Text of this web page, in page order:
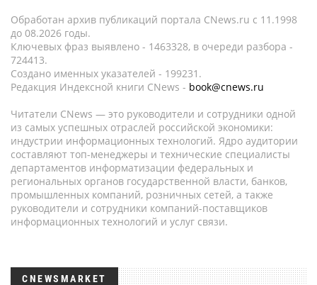
Обработан архив публикаций портала CNews.ru c 11.1998
до 08.2026 годы.
Ключевых фраз выявлено - 1463328, в очереди разбора -
724413.
Создано именных указателей - 199231.
Редакция Индексной книги CNews - book@cnews.ru
Читатели CNews — это руководители и сотрудники одной
из самых успешных отраслей российской экономики:
индустрии информационных технологий. Ядро аудитории
составляют топ-менеджеры и технические специалисты
департаментов информатизации федеральных и
региональных органов государственной власти, банков,
промышленных компаний, розничных сетей, а также
руководители и сотрудники компаний-поставщиков
информационных технологий и услуг связи.
CNEWSMARKET